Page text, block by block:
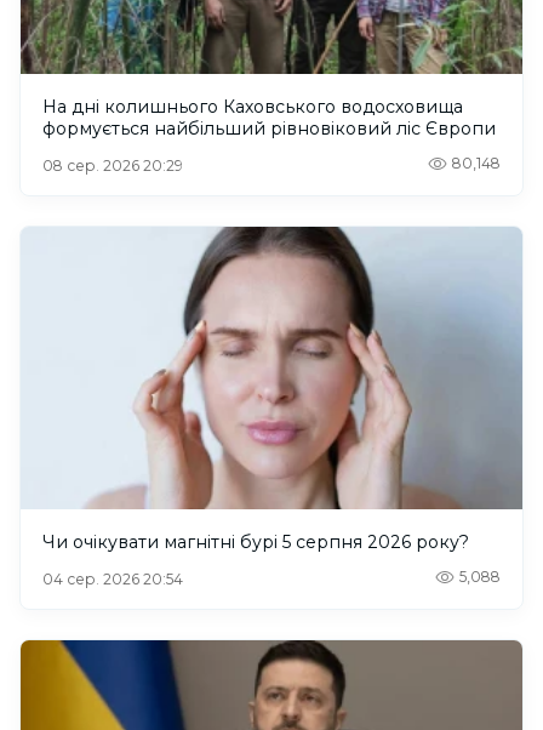
На дні колишнього Каховського водосховища
формується найбільший рівновіковий ліс Європи
08 сер. 2026 20:29 80,148
Чи очікувати магнітні бурі 5 серпня 2026 року?
04 сер. 2026 20:54 5,088